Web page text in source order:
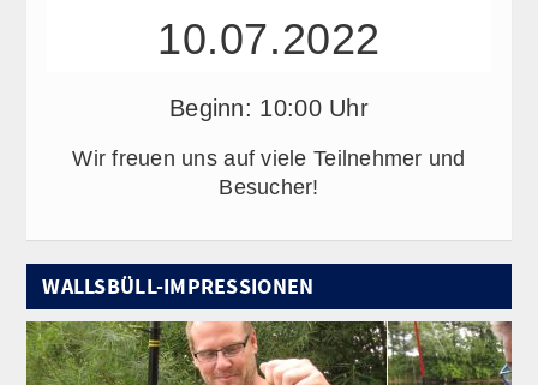
10.07.2022
Beginn: 10:00 Uhr
Wir freuen uns auf viele Teilnehmer und
Besucher!
WALLSBÜLL-IMPRESSIONEN